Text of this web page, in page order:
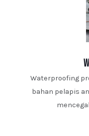
Waterproofing
bahan pelapis